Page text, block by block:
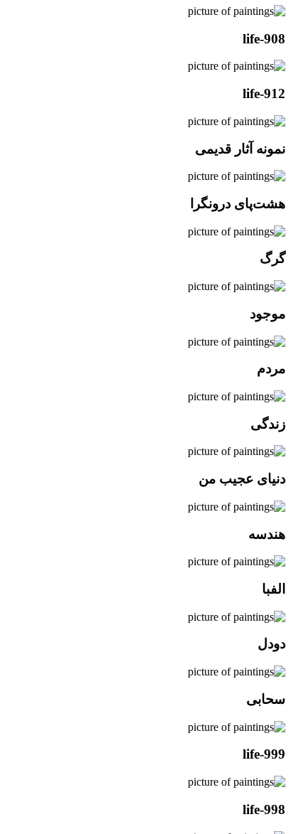
life-908
life-912
نمونه آثار قدیمی
هشت‌پای درونگرا
گرگ
موجود
مردم
زندگی
دنیای عجیب من
هندسه
الفبا
دودل
سحابی
life-999
life-998